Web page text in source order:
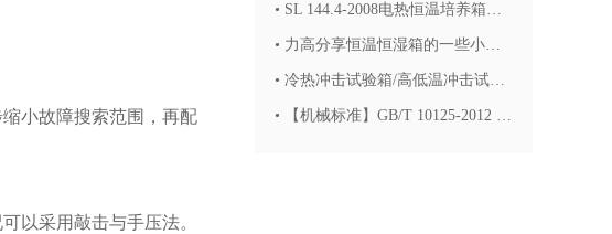
小故障搜索范围，再配
以采用敲击与手压法。
• SL 144.4-2008电热恒温培养箱校验方法
• 力高分享恒温恒湿箱的一些小故障处理方法
• 冷热冲击试验箱/高低温冲击试验箱操作规范以及注意事项?
• 【机械标准】GB/T 10125-2012 人造气氛腐蚀试验 盐雾试验